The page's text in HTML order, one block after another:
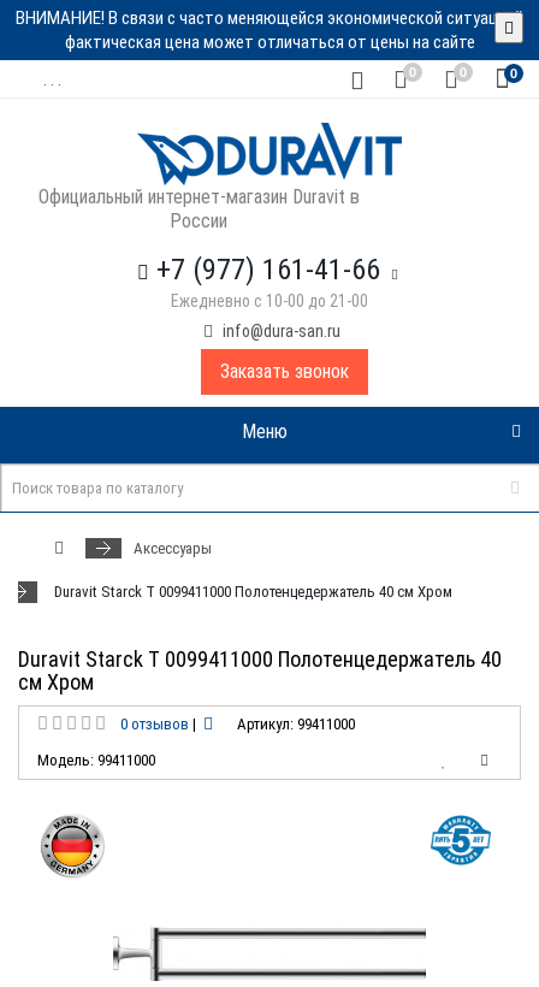
ВНИМАНИЕ! В связи с часто меняющейся экономической ситуацией
фактическая цена может отличаться от цены на сайте
0 0 0
Официальный интернет-магазин Duravit в
России
+7 (977) 161-41-66
Ежедневно с 10-00 до 21-00
info@dura-san.ru
Заказать звонок
Меню
Аксессуары
Duravit Starck T 0099411000 Полотенцедержатель 40 см Хром
Duravit Starck T 0099411000 Полотенцедержатель 40
см Хром
0 отзывов |
Артикул: 99411000
Модель: 99411000